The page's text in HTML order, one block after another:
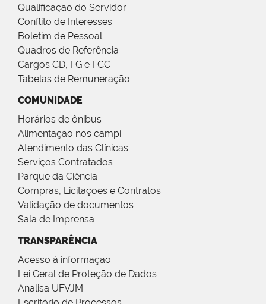
Qualificação do Servidor
Conflito de Interesses
Boletim de Pessoal
Quadros de Referência
Cargos CD, FG e FCC
Tabelas de Remuneração
COMUNIDADE
Horários de ônibus
Alimentação nos campi
Atendimento das Clínicas
Serviços Contratados
Parque da Ciência
Compras, Licitações e Contratos
Validação de documentos
Sala de Imprensa
TRANSPARÊNCIA
Acesso à informação
Lei Geral de Proteção de Dados
Analisa UFVJM